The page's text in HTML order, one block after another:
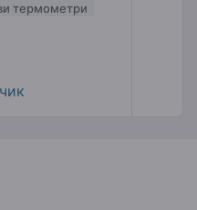
термометри